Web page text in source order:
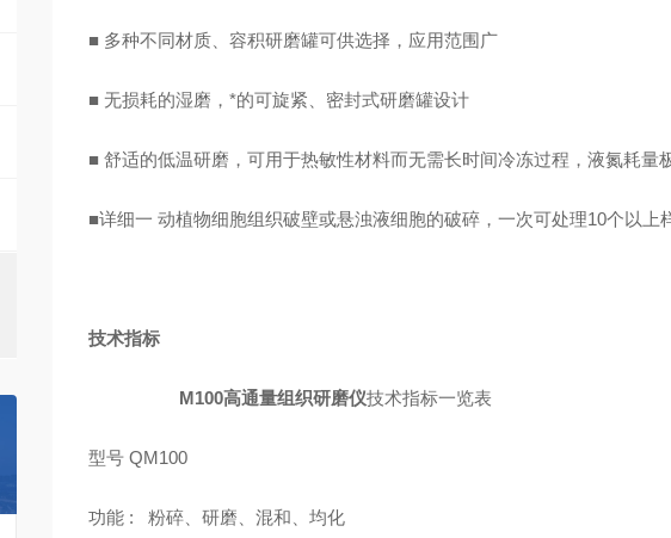
■ 多种不同材质、容积研磨罐可供选择，应用范围广
■ 无损耗的湿磨，*的可旋紧、密封式研磨罐设计
■ 舒适的低温研磨，可用于热敏性材料而无需长时间冷冻过程，液氮耗量
■详细一 动植物细胞组织破壁或悬浊液细胞的破碎，一次可处理10个以上
技术指标
M100高通量组织研磨仪技术指标一览表
型号 QM100
功能 : 粉碎、研磨、混和、均化